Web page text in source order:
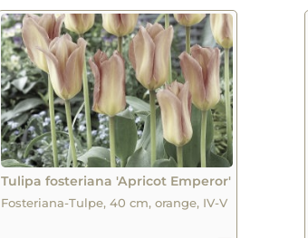
Tulipa fosteriana 'Apricot Emperor'
Fosteriana-Tulpe, 40 cm, orange, IV-V